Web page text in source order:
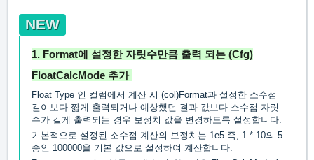
NEW
1. Format에 설정한 자릿수만큼 출력 되는 (Cfg)
FloatCalcMode 추가
Float Type 인 컬럼에서 계산 시 (col)Format과 설정한 소수점
길이보다 짧게 출력되거나 예상했던 결과 값보다 소수점 자릿
수가 길게 출력되는 경우 보정치 값을 변경하도록 설정합니다.
기본적으로 설정된 소수점 계산의 보정치는 1e5 즉, 1 * 10의 5
승인 100000을 기본 값으로 설정하여 계산합니다.